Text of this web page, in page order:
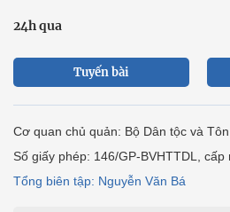
24h qua
Tuyến bài
Cơ quan chủ quản: Bộ Dân tộc và
Số giấy phép: 146/GP-BVHTTDL,
Tổng biên tập: Nguyễn Văn Bá